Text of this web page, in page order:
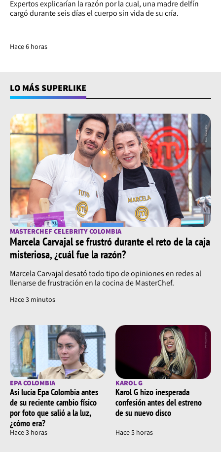
Expertos explicarían la razón por la cual, una madre delfín
cargó durante seis días el cuerpo sin vida de su cría.
Hace 6 horas
LO MÁS SUPERLIKE
MASTERCHEF CELEBRITY COLOMBIA
Marcela Carvajal se frustró durante el reto de la caja
misteriosa, ¿cuál fue la razón?
Marcela Carvajal desató todo tipo de opiniones en redes al
llenarse de frustración en la cocina de MasterChef.
Hace 3 minutos
EPA COLOMBIA
Así lucía Epa Colombia antes
de su reciente cambio físico
por foto que salió a la luz,
¿cómo era?
Hace 3 horas
KAROL G
Karol G hizo inesperada
confesión antes del estreno
de su nuevo disco
Hace 5 horas